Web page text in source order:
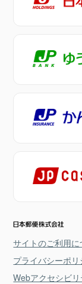
サイトのご利用に
プライバシーポリ
Webアクセシビ